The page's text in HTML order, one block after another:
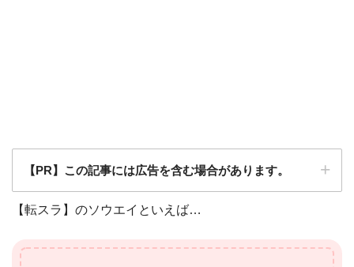
【PR】この記事には広告を含む場合があります。
【転スラ】のソウエイといえば…